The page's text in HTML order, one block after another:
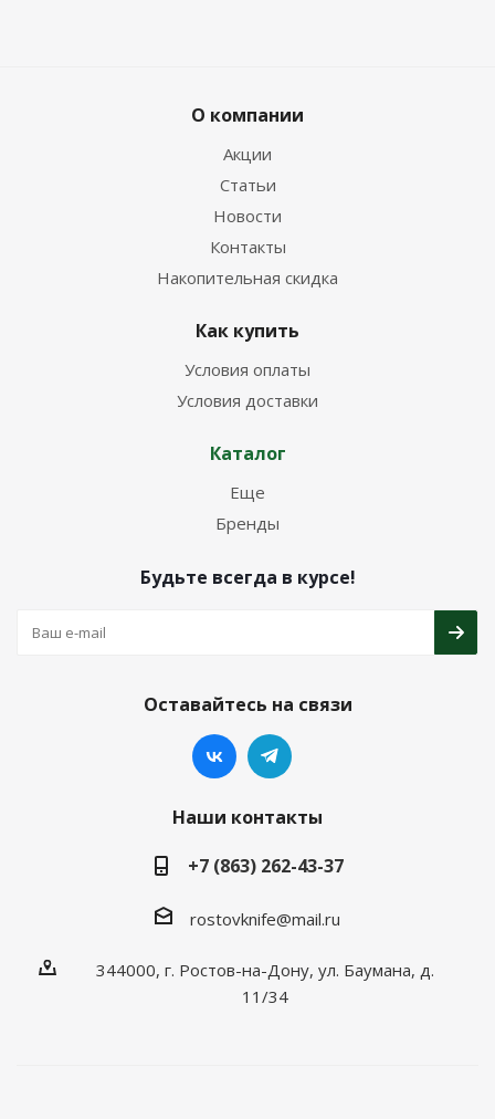
О компании
Акции
Статьи
Новости
Контакты
Накопительная скидка
Как купить
Условия оплаты
Условия доставки
Каталог
Еще
Бренды
Будьте всегда в курсе!
Оставайтесь на связи
Наши контакты
+7 (863) 262-43-37
rostovknife@mail.ru
344000, г. Ростов-на-Дону, ул. Баумана, д.
11/34